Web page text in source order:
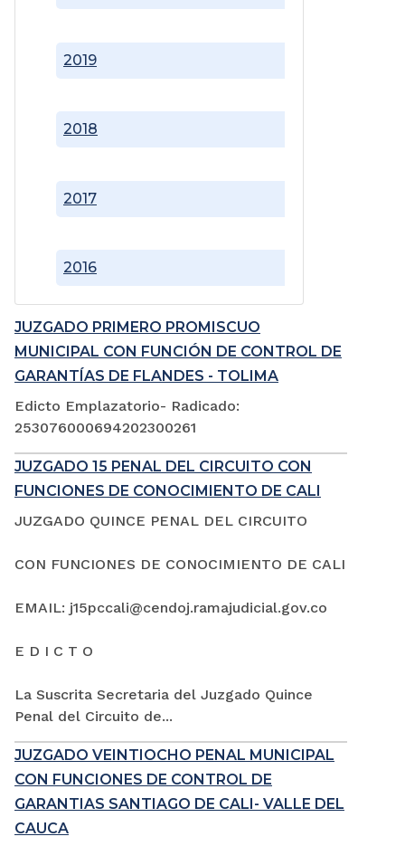
2016
2017
2018
2019
JUZGADO PRIMERO PROMISCUO
MUNICIPAL CON FUNCIÓN DE CONTROL DE
GARANTÍAS DE FLANDES - TOLIMA
Edicto Emplazatorio- Radicado:
253076000694202300261
JUZGADO 15 PENAL DEL CIRCUITO CON
FUNCIONES DE CONOCIMIENTO DE CALI
JUZGADO QUINCE PENAL DEL CIRCUITO
CON FUNCIONES DE CONOCIMIENTO DE CALI
EMAIL: j15pccali@cendoj.ramajudicial.gov.co
E D I C T O
La Suscrita Secretaria del Juzgado Quince
Penal del Circuito de...
JUZGADO VEINTIOCHO PENAL MUNICIPAL
CON FUNCIONES DE CONTROL DE
GARANTIAS SANTIAGO DE CALI- VALLE DEL
CAUCA